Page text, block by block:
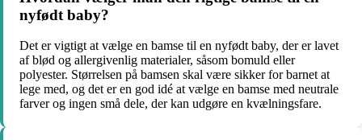
nyfødt baby?
Det er vigtigt at vælge en bamse til en nyfødt baby, der er lavet
af blød og allergivenlig materialer, såsom bomuld eller
polyester. Størrelsen på bamsen skal være sikker for barnet at
lege med, og det er en god idé at vælge en bamse med neutrale
farver og ingen små dele, der kan udgøre en kvælningsfare.